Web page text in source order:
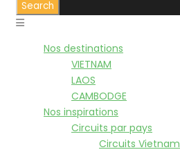
Nos destinations
VIETNAM
LAOS
CAMBODGE
Nos inspirations
Circuits par pays
Circuits Vietnam